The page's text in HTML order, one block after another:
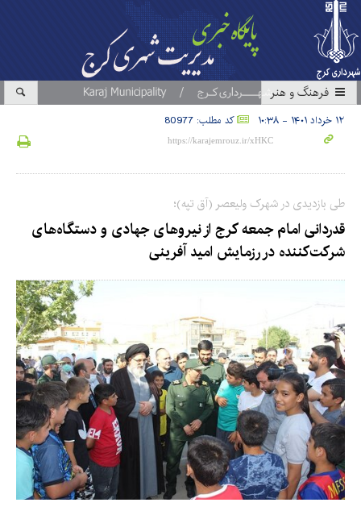
فرهنگ و هنر
۱۲ خرداد ۱۴۰۱ - ۱۰:۳۸ کد مطلب: 80977
طی بازدیدی در شهرک ولیعصر (آق تپه)؛
قدردانی امام جمعه کرج از نیروهای جهادی و دستگاه‌های
شرکت‌کننده در رزمایش امید آفرینی